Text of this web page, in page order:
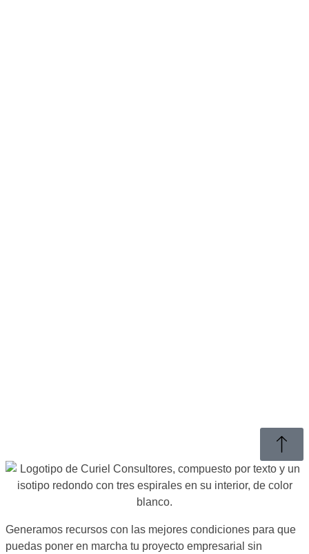
Generamos recursos con las mejores condiciones para que
puedas poner en marcha tu proyecto empresarial sin